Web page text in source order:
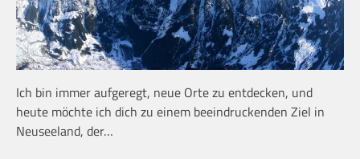
Ich bin immer aufgeregt, neue Orte zu entdecken, und
heute möchte ich dich zu einem beeindruckenden Ziel in
Neuseeland, der…